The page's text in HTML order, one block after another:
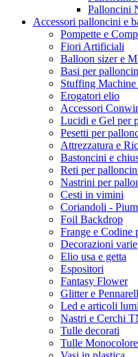
Palloncini
Accessori palloncini e
Pompette e
Fiori Artificiali
Balloon sizer e
Basi per
Stuffing
Erogatori elio
Accessori
Lucidi e Gel per
Pesetti per
Attrezzatura e
Bastoncini e
Reti per
Nastrini per
Cesti in vimini
Coriandoli -
Foil Backdrop
Frange e Codine
Decorazioni varie
Elio usa e getta
Espositori
Fantasy Flower
Glitter e
Led e articoli
Nastri e Cerchi
Tulle decorati
Tulle Monocolore